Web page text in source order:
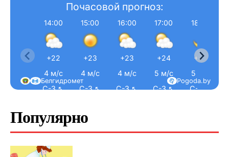
Почасовой прогноз:
14:00
+22
4 м/с
С-З ↖
15:00
+23
4 м/с
С-З ↖
16:00
+23
4 м/с
С-З ↖
17:00
+24
5 м/с
С-З ↖
18:00
+23
5 м/с
С-З ↖
Pogoda.by
Белгидромет
Популярно